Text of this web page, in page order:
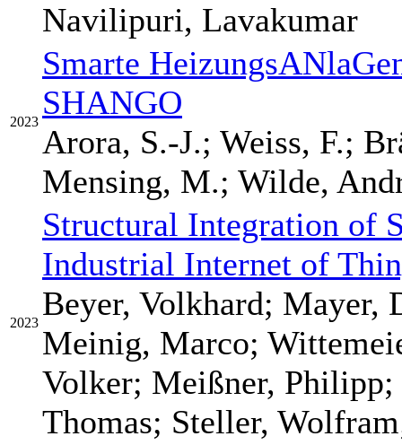
Navilipuri, Lavakumar
2023
Smarte
SHANGO
Arora, S.-J.; Weiss, F.;
Mensing, M.; Wilde,
2023
Structural Integration of
Industrial Internet of
Beyer, Volkhard; Mayer,
Meinig, Marco;
Volker; Meißner, Philipp;
Thomas; Steller,